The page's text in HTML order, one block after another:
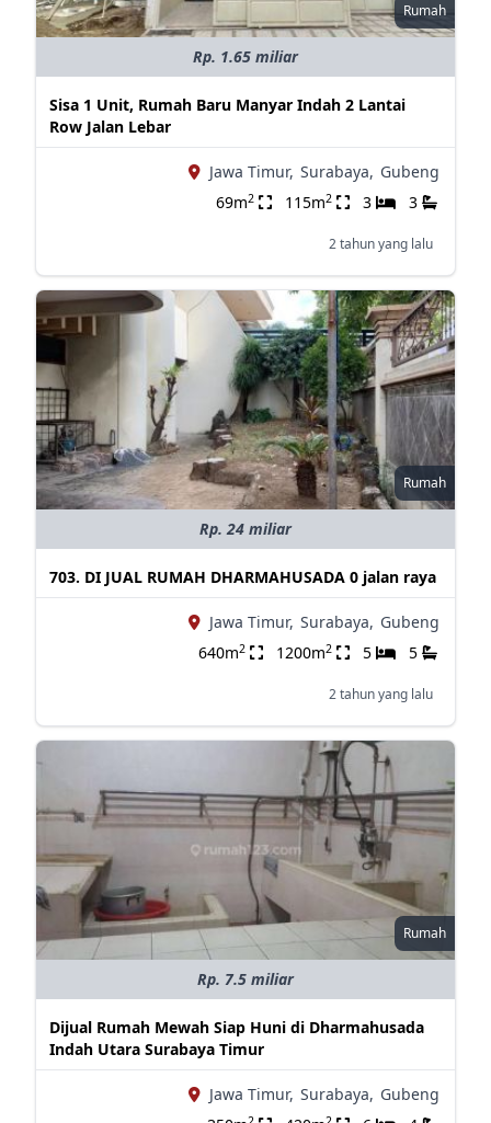
Rumah
Rp. 1.65 miliar
Sisa 1 Unit, Rumah Baru Manyar Indah 2 Lantai
Row Jalan Lebar
Jawa Timur, Surabaya, Gubeng
69m2 115m2 3 3
2 tahun yang lalu
Rumah
Rp. 24 miliar
703. DI JUAL RUMAH DHARMAHUSADA 0 jalan raya
Jawa Timur, Surabaya, Gubeng
640m2 1200m2 5 5
2 tahun yang lalu
Rumah
Rp. 7.5 miliar
Dijual Rumah Mewah Siap Huni di Dharmahusada
Indah Utara Surabaya Timur
Jawa Timur, Surabaya, Gubeng